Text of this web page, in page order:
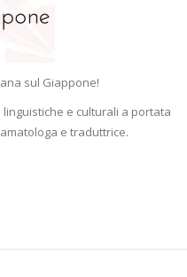
sul Giappone!
e culturali a portata
e traduttrice.